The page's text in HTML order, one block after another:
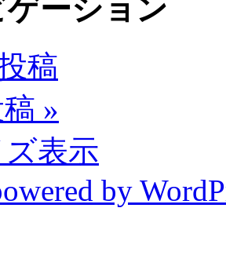
ーション
稿
»
表示
by